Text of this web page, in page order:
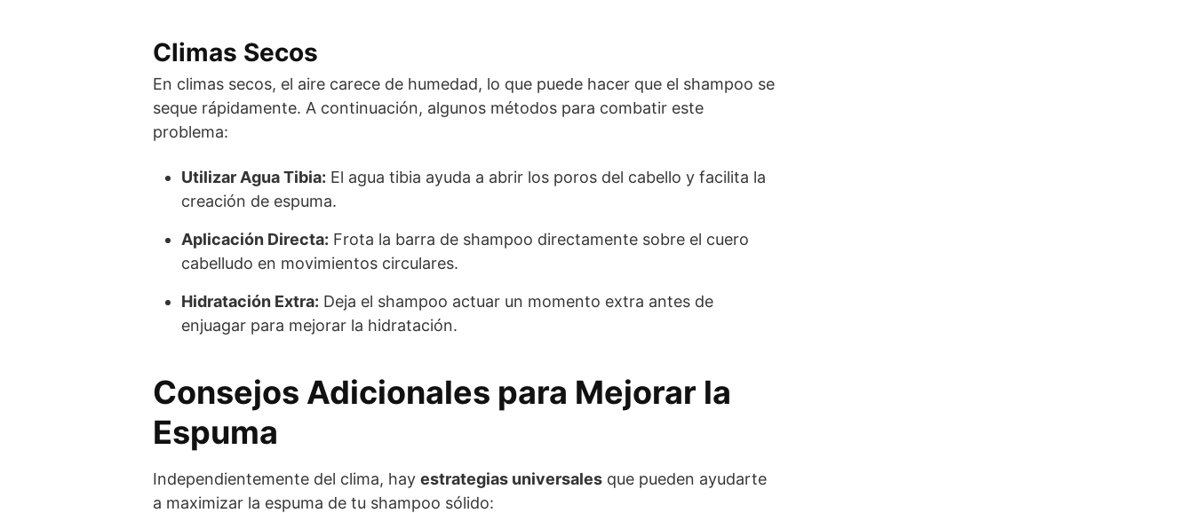
Climas Secos
En climas secos, el aire carece de humedad, lo que puede hacer que el shampoo se
seque rápidamente. A continuación, algunos métodos para combatir este
problema:
Utilizar Agua Tibia: El agua tibia ayuda a abrir los poros del cabello y facilita la
creación de espuma.
Aplicación Directa: Frota la barra de shampoo directamente sobre el cuero
cabelludo en movimientos circulares.
Hidratación Extra: Deja el shampoo actuar un momento extra antes de
enjuagar para mejorar la hidratación.
Consejos Adicionales para Mejorar la
Espuma
Independientemente del clima, hay estrategias universales que pueden ayudarte
a maximizar la espuma de tu shampoo sólido: